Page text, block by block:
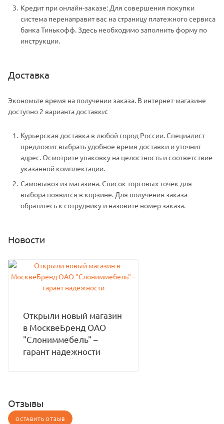
Кредит при онлайн-заказе: Для совершения покупки
система перенаправит вас на страницу платежного сервиса
банка Тинькофф. Здесь необходимо заполнить форму по
инструкции.
Доставка
Экономьте время на получении заказа. В интернет-магазине
доступно 2 варианта доставки:
Курьерская доставка в любой город России. Специалист
предложит выбрать удобное время доставки и уточнит
адрес. Осмотрите упаковку на целостность и соответствие
указанной комплектации.
Самовывоз из магазина. Список торговых точек для
выбора появится в корзине. Для получения заказа
обратитесь к сотруднику и назовите номер заказа.
Новости
Открыли новый магазин
в МосквеБренд ОАО
"Слониммебель" –
гарант надежности
Отзывы
ОСТАВИТЬ ОТЗЫВ